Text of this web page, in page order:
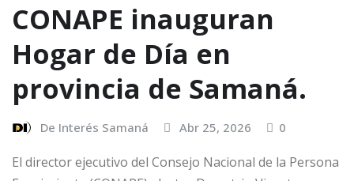
CONAPE inauguran
Hogar de Día en
provincia de Samaná.
De Interés Samaná Abr 25, 2026 0
El director ejecutivo del Consejo Nacional de la Persona